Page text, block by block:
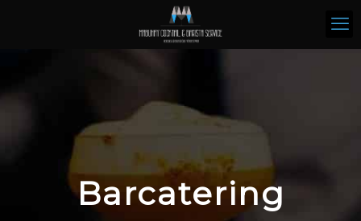
Barcatering